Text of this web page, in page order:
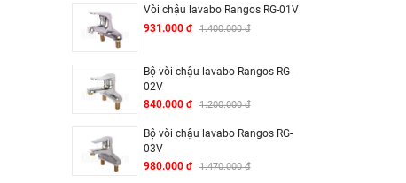
Vòi chậu lavabo Rangos RG-01V
931.000 đ 1.400.000 đ
Bộ vòi chậu lavabo Rangos RG-
02V
840.000 đ 1.200.000 đ
Bộ vòi chậu lavabo Rangos RG-
03V
980.000 đ 1.470.000 đ